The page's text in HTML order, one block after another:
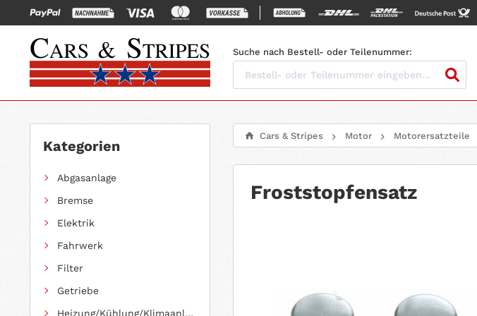
Suche nach Bestell- oder Teilenummer:
Kategorien
Abgasanlage
Bremse
Elektrik
Fahrwerk
Filter
Getriebe
Heizung/Kühlung/Klimaanlage
Cars & Stripes Motor Motorersatzteile
Froststopfensatz